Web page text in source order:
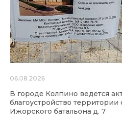
06.08.2026
В городе Колпино ведется
благоустройство
Ижорского батальона д. 7